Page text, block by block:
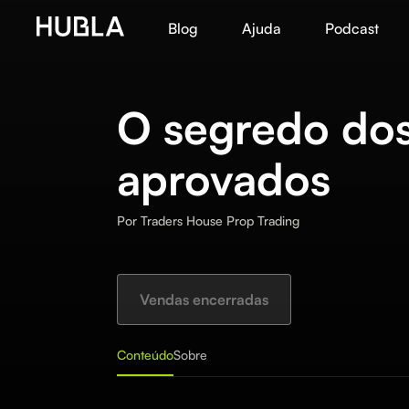
Blog Ajuda Podcast
O segredo
aprovados
Por Traders House Prop Trading
Vendas encerradas
ConteúdoSobre